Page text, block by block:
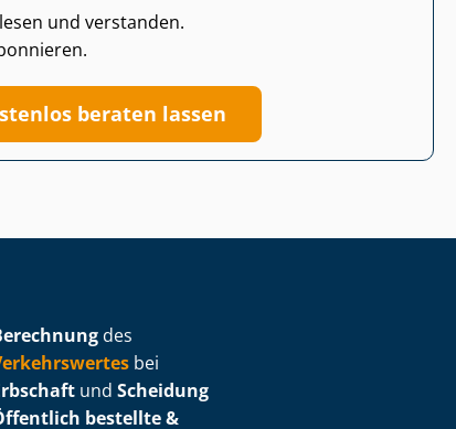
und verstanden.
beraten lassen
des
bei
und Scheidung
bestellte &